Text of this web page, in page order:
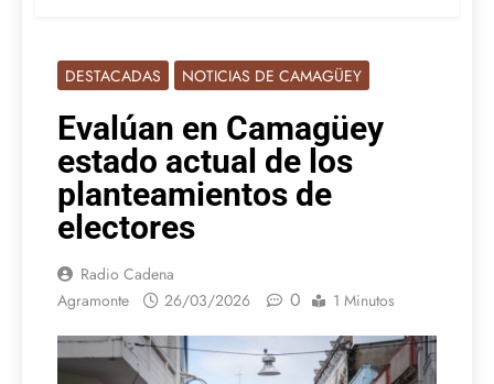
DESTACADAS NOTICIAS DE CAMAGÜEY
Evalúan en Camagüey
estado actual de los
planteamientos de
electores
Radio Cadena
Agramonte
26/03/2026 0 1 Minutos